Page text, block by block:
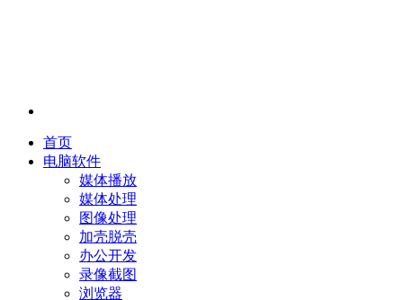
首页
电脑软件
媒体播放
媒体处理
图像处理
加壳脱壳
办公开发
录像截图
浏览器